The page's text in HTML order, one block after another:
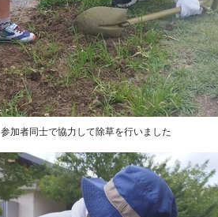
参加者同士で協力して除草を行いました